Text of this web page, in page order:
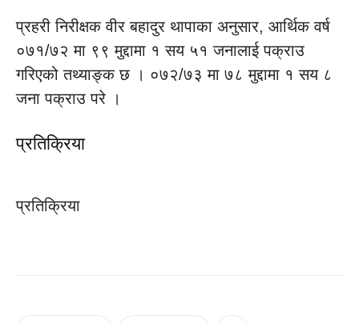
प्रहरी निरीक्षक वीर बहादुर थापाका अनुसार, आर्थिक वर्ष
०७१/७२ मा ९९ मुद्दामा १ सय ५१ जनालाई पक्राउ
गरिएको तथ्याङ्क छ । ०७२/७३ मा ७८ मुद्दामा १ सय ८
जना पक्राउ परे ।
प्रतिक्रिया
प्रतिक्रिया